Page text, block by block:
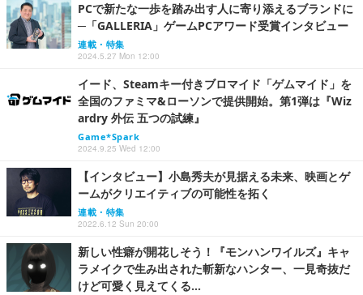
PCで新たな一歩を踏み出す人に寄り添えるブランドに
─「GALLERIA」ゲームPCアワード受賞インタビュー
連載・特集
2024.5.27 Mon 12:00
イード、Steamキー付きブロマイド「ゲムマイド」を
全国のファミマ&ローソンで提供開始。第1弾は『Wiz
ardry 外伝 五つの試練』
Game*Spark
2024.9.25 Wed 12:00
【インタビュー】小島秀夫が見据える未来、映画とゲ
ームがクリエイティブの可能性を拓く
連載・特集
2022.6.12 Sun 20:00
新しい性癖が開花しそう！『モンハンワイルズ』キャ
ラメイクで生み出された斬新なハンター、一見奇抜だ
けど可愛く見えてくる…